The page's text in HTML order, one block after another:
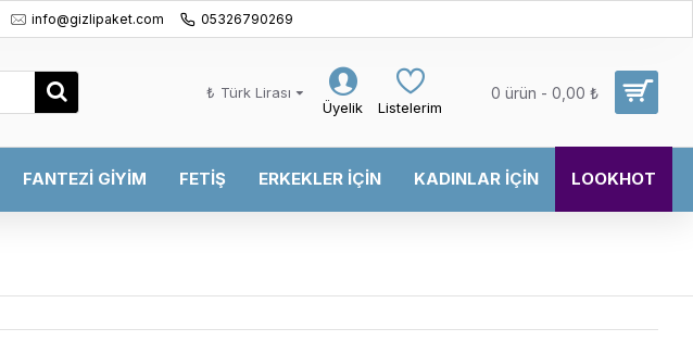
info@gizlipaket.com 05326790269
₺ Türk Lirası
Üyelik
Listelerim
0 ürün - 0,00 ₺
FANTEZI GIYIM FETIŞ ERKEKLER İÇIN KADINLAR İÇIN LOOKHOT